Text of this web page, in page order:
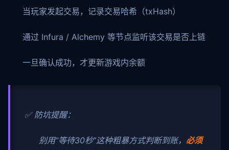
当玩家发起交易，记录交易哈希（txHash）
通过 Infura / Alchemy 等节点监听该交易是否上链
一旦确认成功，才更新游戏内余额
✅ 防坑提醒：
别用“等待30秒”这种粗暴方式判断到账， 必须